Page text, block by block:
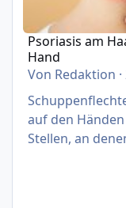
Psoriasis am
Hand
Von Redaktion ·
auf den
Stellen, an